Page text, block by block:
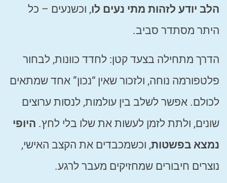
הלב יודע לזהות מתי נעים לו, וכשנעים – כל
היתר מסתדר סביב.
הדרך מתחילה בצעד קטן: לחדד כוונות, לבחור
פלטפורמה נוחה, ולזכור שאין “נכון” אחד שמתאים
לכולם. אפשר לשלב בין עולמות, לנסות ערוצים
שונים, ולתת לזמן לעשות את שלו בלי לחץ. היופי
נמצא בפשטות, וכשמכבדים את הקצב האישי,
נוצרים חיבורים שמחזיקים מעבר לרגע.